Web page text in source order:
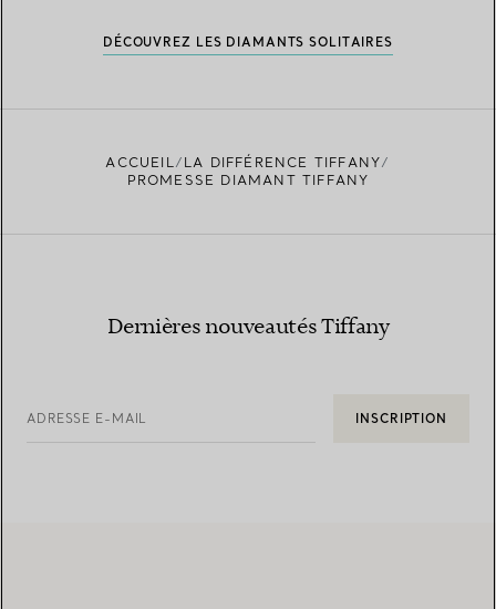
DÉCOUVREZ LES DIAMANTS SOLITAIRES
ACCUEIL
LA DIFFÉRENCE TIFFANY
PROMESSE DIAMANT TIFFANY
Dernières nouveautés Tiffany
ADRESSE E-MAIL INSCRIPTION